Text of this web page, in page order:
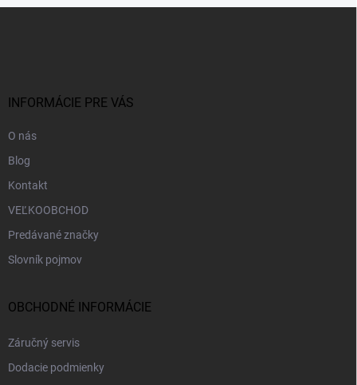
INFORMÁCIE PRE VÁS
O nás
Blog
Kontakt
VEĽKOOBCHOD
Predávané značky
Slovník pojmov
OBCHODNÉ INFORMÁCIE
Záručný servis
Dodacie podmienky